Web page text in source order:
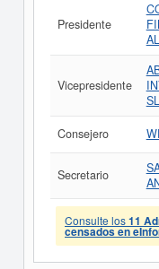
Presidente
Vicepresidente
SL
Consejero
Secretario
Consulte los11
censados en